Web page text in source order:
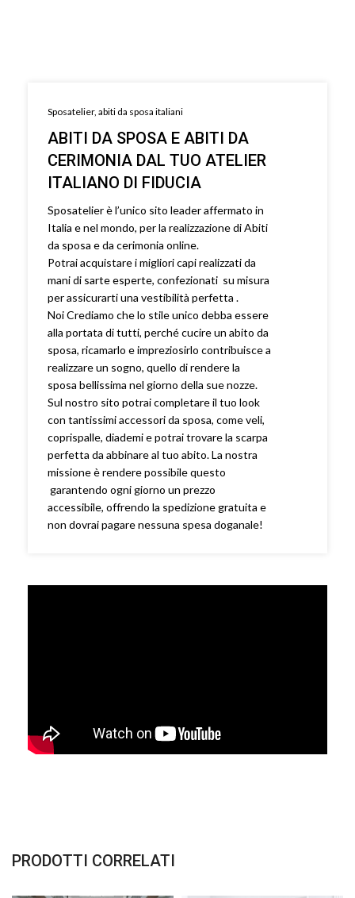
Sposatelier, abiti da sposa italiani
ABITI DA SPOSA E ABITI DA
CERIMONIA DAL TUO ATELIER
ITALIANO DI FIDUCIA
Sposatelier è l’unico sito leader affermato in
Italia e nel mondo, per la realizzazione di Abiti
da sposa e da cerimonia online.
Potrai acquistare i migliori capi realizzati da
mani di sarte esperte, confezionati su misura
per assicurarti una vestibilità perfetta .
Noi Crediamo che lo stile unico debba essere
alla portata di tutti, perché cucire un abito da
sposa, ricamarlo e impreziosirlo contribuisce a
realizzare un sogno, quello di rendere la
sposa bellissima nel giorno della sue nozze.
Sul nostro sito potrai completare il tuo look
con tantissimi accessori da sposa, come veli,
coprispalle, diademi e potrai trovare la scarpa
perfetta da abbinare al tuo abito. La nostra
missione è rendere possibile questo
garantendo ogni giorno un prezzo
accessibile, offrendo la spedizione gratuita e
non dovrai pagare nessuna spesa doganale!
PRODOTTI CORRELATI